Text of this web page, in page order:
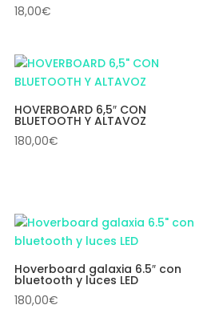
18,00€
HOVERBOARD 6,5″ CON
BLUETOOTH Y ALTAVOZ
180,00€
Hoverboard galaxia 6.5″ con
bluetooth y luces LED
180,00€